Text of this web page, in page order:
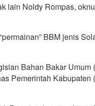
lain Noldy Rompas,
BBM jenis
Bahan Bakar Umum
Pemerintah Kabupaten